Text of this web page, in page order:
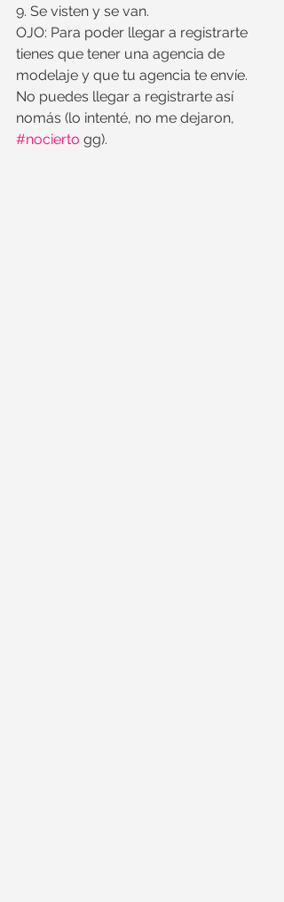
9. Se visten y se van.
OJO: Para poder llegar a registrarte
tienes que tener una agencia de
modelaje y que tu agencia te envíe.
No puedes llegar a registrarte así
nomás (lo intenté, no me dejaron,
#nocierto gg).